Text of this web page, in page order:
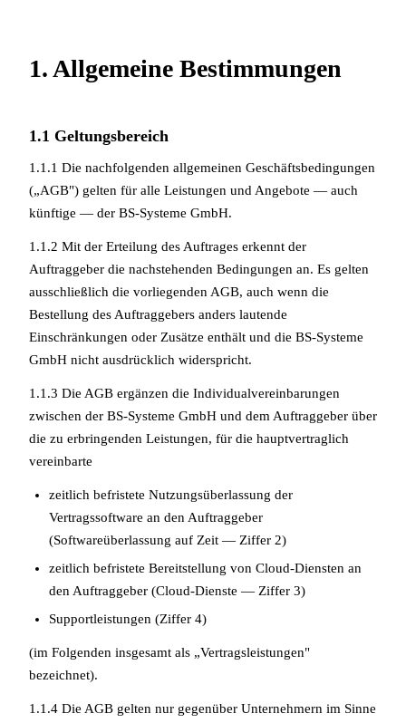
1. Allgemeine Bestimmungen
1.1 Geltungsbereich
1.1.1 Die nachfolgenden allgemeinen Geschäftsbedingungen
(„AGB") gelten für alle Leistungen und Angebote — auch
künftige — der BS-Systeme GmbH.
1.1.2 Mit der Erteilung des Auftrages erkennt der
Auftraggeber die nachstehenden Bedingungen an. Es gelten
ausschließlich die vorliegenden AGB, auch wenn die
Bestellung des Auftraggebers anders lautende
Einschränkungen oder Zusätze enthält und die BS-Systeme
GmbH nicht ausdrücklich widerspricht.
1.1.3 Die AGB ergänzen die Individualvereinbarungen
zwischen der BS-Systeme GmbH und dem Auftraggeber über
die zu erbringenden Leistungen, für die hauptvertraglich
vereinbarte
zeitlich befristete Nutzungsüberlassung der
Vertragssoftware an den Auftraggeber
(Softwareüberlassung auf Zeit — Ziffer 2)
zeitlich befristete Bereitstellung von Cloud-Diensten an
den Auftraggeber (Cloud-Dienste — Ziffer 3)
Supportleistungen (Ziffer 4)
(im Folgenden insgesamt als „Vertragsleistungen"
bezeichnet).
1.1.4 Die AGB gelten nur gegenüber Unternehmern im Sinne